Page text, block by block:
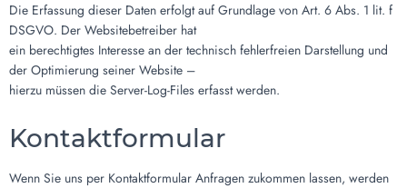
Die Erfassung dieser Daten erfolgt auf Grundlage von Art. 6 Abs. 1 lit. f
DSGVO. Der Websitebetreiber hat
ein berechtigtes Interesse an der technisch fehlerfreien Darstellung und
der Optimierung seiner Website –
hierzu müssen die Server-Log-Files erfasst werden.
Kontaktformular
Wenn Sie uns per Kontaktformular Anfragen zukommen lassen, werden